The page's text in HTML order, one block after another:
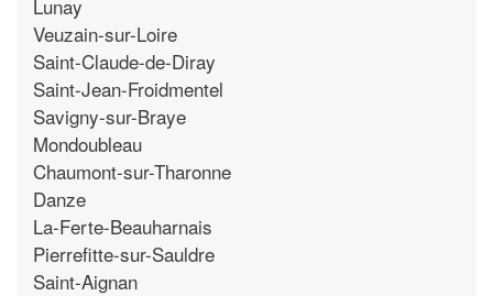
Lunay
Veuzain-sur-Loire
Saint-Claude-de-Diray
Saint-Jean-Froidmentel
Savigny-sur-Braye
Mondoubleau
Chaumont-sur-Tharonne
Danze
La-Ferte-Beauharnais
Pierrefitte-sur-Sauldre
Saint-Aignan